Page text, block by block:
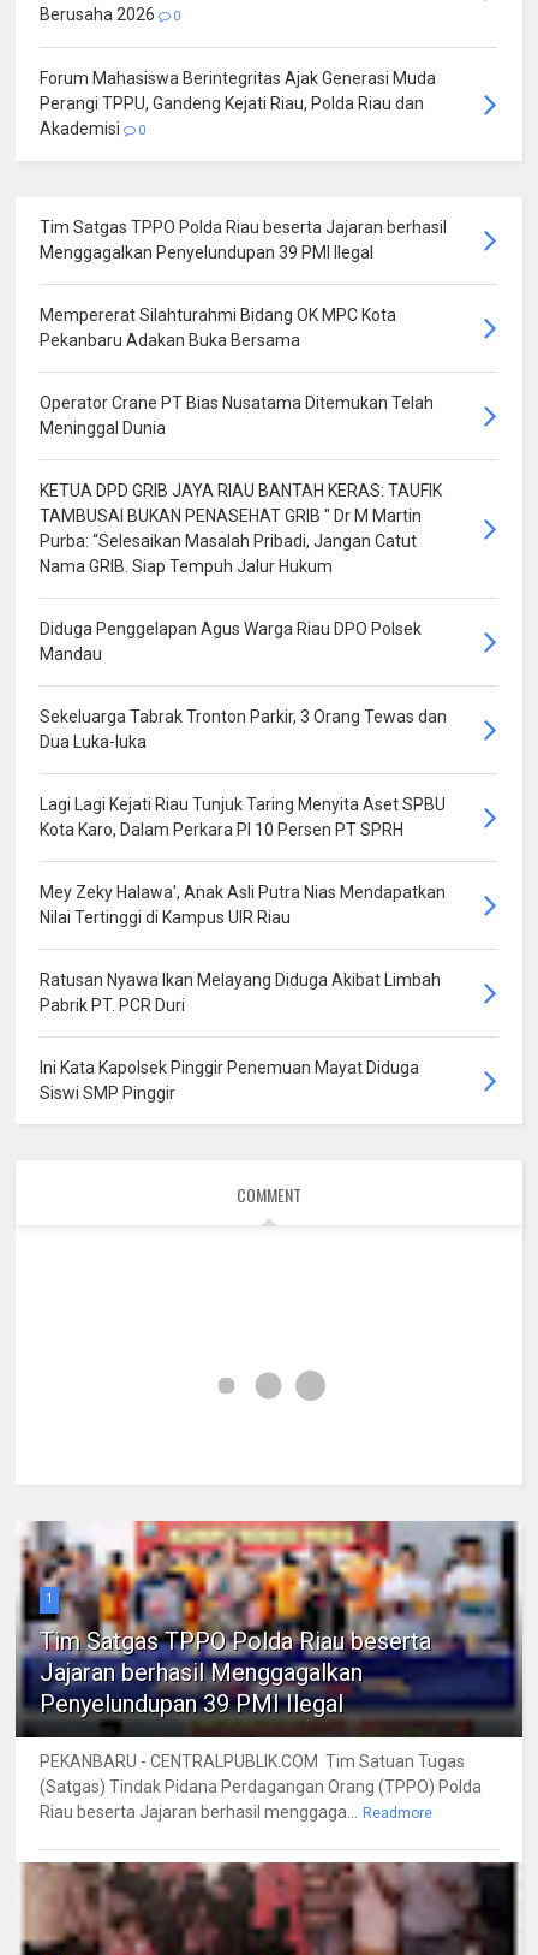
Berusaha 2026 0
Forum Mahasiswa Berintegritas Ajak Generasi Muda
Perangi TPPU, Gandeng Kejati Riau, Polda Riau dan
Akademisi
0
Tim Satgas TPPO Polda Riau beserta Jajaran berhasil
Menggagalkan Penyelundupan 39 PMI Ilegal
Mempererat Silahturahmi Bidang OK MPC Kota
Pekanbaru Adakan Buka Bersama
Operator Crane PT Bias Nusatama Ditemukan Telah
Meninggal Dunia
KETUA DPD GRIB JAYA RIAU BANTAH KERAS: TAUFIK
TAMBUSAI BUKAN PENASEHAT GRIB " Dr M Martin
Purba: “Selesaikan Masalah Pribadi, Jangan Catut
Nama GRIB. Siap Tempuh Jalur Hukum
Diduga Penggelapan Agus Warga Riau DPO Polsek
Mandau
Sekeluarga Tabrak Tronton Parkir, 3 Orang Tewas dan
Dua Luka-luka
Lagi Lagi Kejati Riau Tunjuk Taring Menyita Aset SPBU
Kota Karo, Dalam Perkara PI 10 Persen PT SPRH
Mey Zeky Halawa', Anak Asli Putra Nias Mendapatkan
Nilai Tertinggi di Kampus UIR Riau
Ratusan Nyawa Ikan Melayang Diduga Akibat Limbah
Pabrik PT. PCR Duri
Ini Kata Kapolsek Pinggir Penemuan Mayat Diduga
Siswi SMP Pinggir
COMMENT
1
Tim Satgas TPPO Polda Riau beserta
Jajaran berhasil Menggagalkan
Penyelundupan 39 PMI Ilegal
PEKANBARU - CENTRALPUBLIK.COM Tim Satuan Tugas
(Satgas) Tindak Pidana Perdagangan Orang (TPPO) Polda
Riau beserta Jajaran berhasil menggaga...
Readmore